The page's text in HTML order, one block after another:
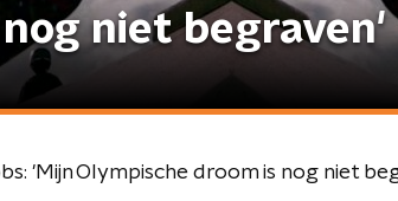
niet begraven'
'Mijn Olympische droom is nog niet